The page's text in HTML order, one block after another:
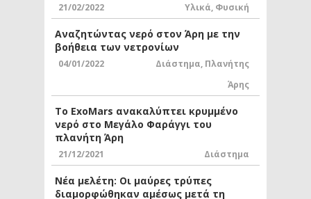
21/02/2022 Υλικά, Φυσική
Αναζητώντας νερό στον Άρη με την
βοήθεια των νετρονίων
04/01/2022 Διάστημα, Πλανήτης
Άρης
Το ExoMars ανακαλύπτει κρυμμένο
νερό στο Μεγάλο Φαράγγι του
πλανήτη Άρη
21/12/2021 Διάστημα
Νέα μελέτη: Οι μαύρες τρύπες
διαμορφώθηκαν αμέσως μετά τη